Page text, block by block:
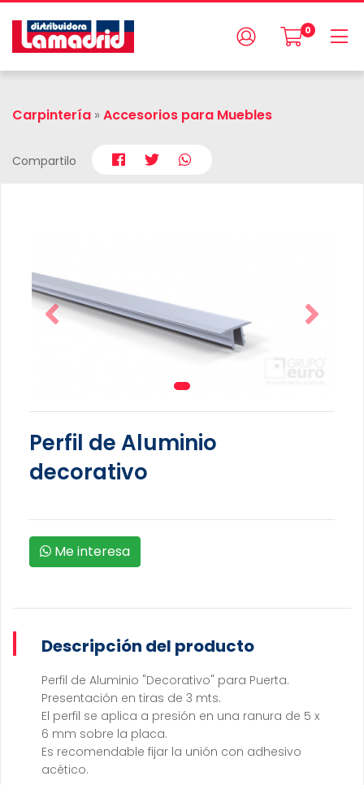
0
Carpintería » Accesorios para Muebles
Compartilo
Perfil de Aluminio
decorativo
Me interesa
Descripción del producto
Perfil de Aluminio "Decorativo" para Puerta.
Presentación en tiras de 3 mts.
El perfil se aplica a presión en una ranura de 5 x
6 mm sobre la placa.
Es recomendable fijar la unión con adhesivo
acético.